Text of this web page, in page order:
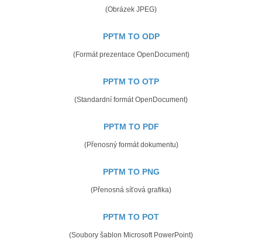
(Obrázek JPEG)
PPTM TO ODP
(Formát prezentace OpenDocument)
PPTM TO OTP
(Standardní formát OpenDocument)
PPTM TO PDF
(Přenosný formát dokumentu)
PPTM TO PNG
(Přenosná síťová grafika)
PPTM TO POT
(Soubory šablon Microsoft PowerPoint)